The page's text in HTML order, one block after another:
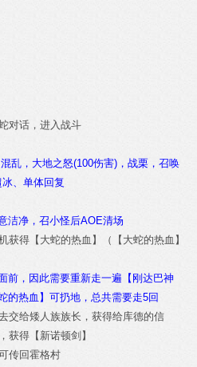
对话，进入战斗
乱，大地之怒(100伤害)，战栗，召唤
、单体回复
洁净，召小怪后AOE清场
获得【大蛇的热血】（【大蛇的热血】
前，因此需要重新走一遍【刚达巴神
的热血】可扔地，总共需要走5回
交给矮人族族长，获得给库德的信
获得【新诺顿剑】
传回霍格村